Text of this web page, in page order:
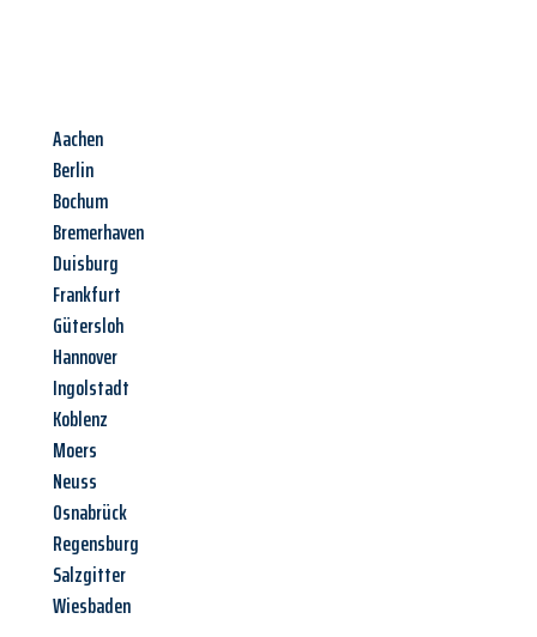
Aachen
Berlin
Bochum
Bremerhaven
Duisburg
Frankfurt
Gütersloh
Hannover
Ingolstadt
Koblenz
Moers
Neuss
Osnabrück
Regensburg
Salzgitter
Wiesbaden